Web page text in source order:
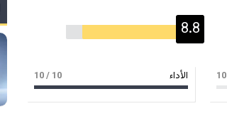
8.8
الأداء 10
/ 10